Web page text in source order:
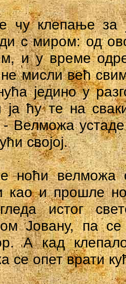
чу клепање за
с миром: од
и у време
мисли већ
једино у
ја ћу те на
- Велможа
својој.
ноћи велможа
као и прошле
истог
Јовану, па
А кад
се опет врати